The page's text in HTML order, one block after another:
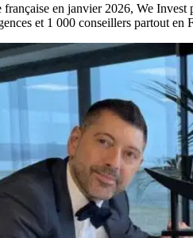
en janvier 2026, We
et 1 000 conseillers partout en